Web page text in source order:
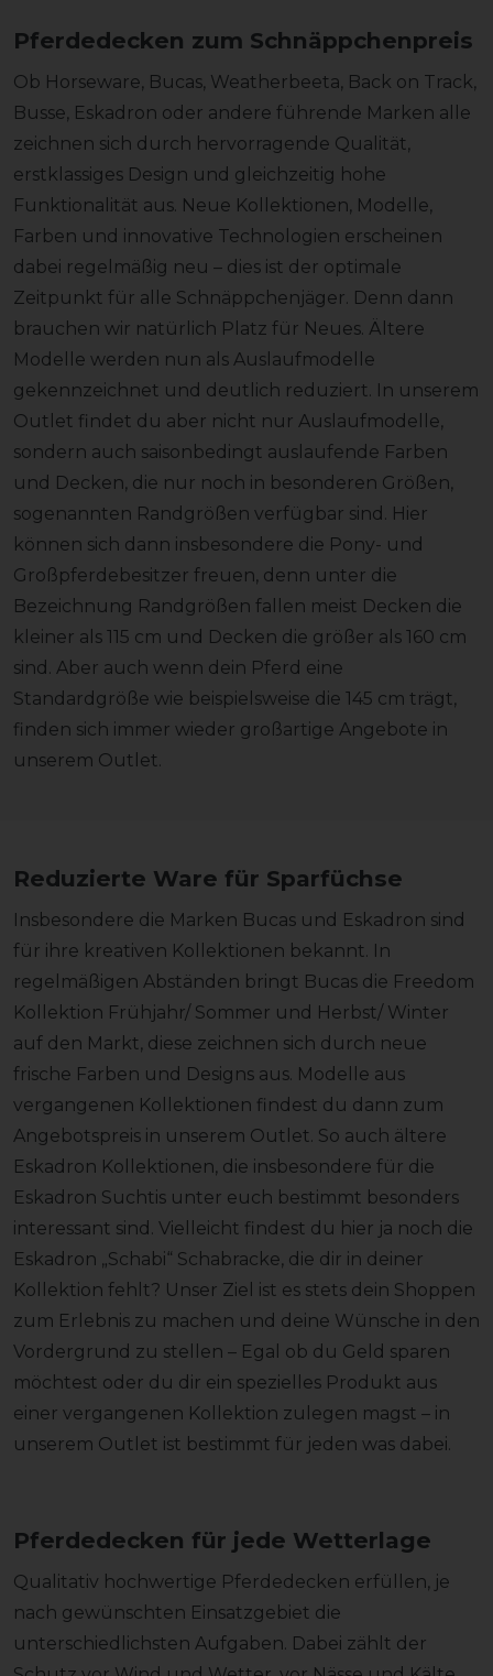
Pferdedecken zum Schnäppchenpreis
Ob Horseware, Bucas, Weatherbeeta, Back on Track,
Busse, Eskadron oder andere führende Marken alle
zeichnen sich durch hervorragende Qualität,
erstklassiges Design und gleichzeitig hohe
Funktionalität aus. Neue Kollektionen, Modelle,
Farben und innovative Technologien erscheinen
dabei regelmäßig neu – dies ist der optimale
Zeitpunkt für alle Schnäppchenjäger. Denn dann
brauchen wir natürlich Platz für Neues. Ältere
Modelle werden nun als Auslaufmodelle
gekennzeichnet und deutlich reduziert. In unserem
Outlet findet du aber nicht nur Auslaufmodelle,
sondern auch saisonbedingt auslaufende Farben
und Decken, die nur noch in besonderen Größen,
sogenannten Randgrößen verfügbar sind. Hier
können sich dann insbesondere die Pony- und
Großpferdebesitzer freuen, denn unter die
Bezeichnung Randgrößen fallen meist Decken die
kleiner als 115 cm und Decken die größer als 160 cm
sind. Aber auch wenn dein Pferd eine
Standardgröße wie beispielsweise die 145 cm trägt,
finden sich immer wieder großartige Angebote in
unserem Outlet.
Reduzierte Ware für Sparfüchse
Insbesondere die Marken Bucas und Eskadron sind
für ihre kreativen Kollektionen bekannt. In
regelmäßigen Abständen bringt Bucas die Freedom
Kollektion Frühjahr/ Sommer und Herbst/ Winter
auf den Markt, diese zeichnen sich durch neue
frische Farben und Designs aus. Modelle aus
vergangenen Kollektionen findest du dann zum
Angebotspreis in unserem Outlet. So auch ältere
Eskadron Kollektionen, die insbesondere für die
Eskadron Suchtis unter euch bestimmt besonders
interessant sind. Vielleicht findest du hier ja noch die
Eskadron „Schabi“ Schabracke, die dir in deiner
Kollektion fehlt? Unser Ziel ist es stets dein Shoppen
zum Erlebnis zu machen und deine Wünsche in den
Vordergrund zu stellen – Egal ob du Geld sparen
möchtest oder du dir ein spezielles Produkt aus
einer vergangenen Kollektion zulegen magst – in
unserem Outlet ist bestimmt für jeden was dabei.
Pferdedecken für jede Wetterlage
Qualitativ hochwertige Pferdedecken erfüllen, je
nach gewünschten Einsatzgebiet die
unterschiedlichsten Aufgaben. Dabei zählt der